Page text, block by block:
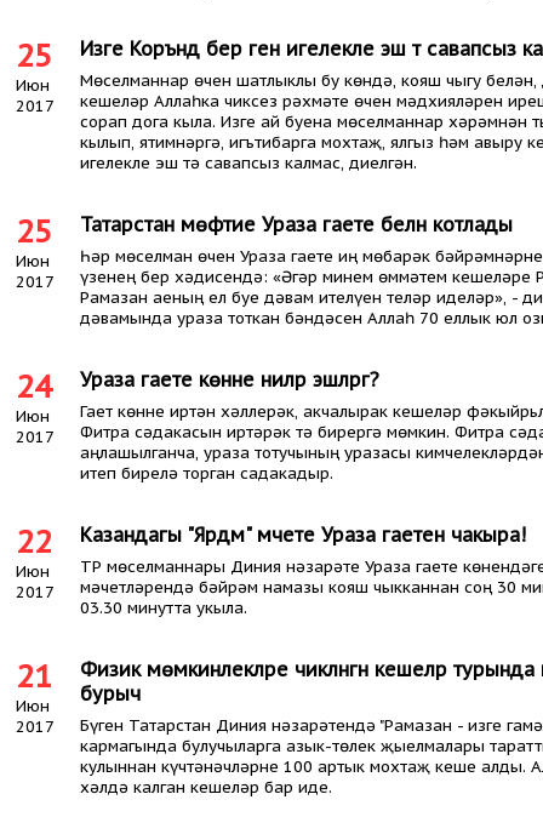
25
Июн
2017
Изге Коръәндә бер генә игелекле эш тә
Мөселманнар өчен шатлыклы бу көндә, кояш чыгу
кешеләр Аллаһка чиксез рәхмәте өчен мәдхияләрен
сорап дога кыла. Изге ай буена мөселманнар
кылып, ятимнәргә, игътибарга мохтаҗ, ялгыз һәм авыру
игелекле эш тә савапсыз калмас, диелгән.
25
Июн
2017
Татарстан мөфтие Ураза гаете белән котлады
Һәр мөселман өчен Ураза гаете иң мөбарәк
үзенең бер хәдисендә: «Әгәр минем өммәтем
Рамазан аеның ел буе дәвам ителүен теләр иделәр», -
дәвамында ураза тоткан бәндәсен Аллаһ 70 еллык юл
24
Июн
2017
Ураза гаете көнне ниләр эшләргә?
Гает көнне иртән хәллерәк, акчалырак кешеләр
Фитра сәдакасын иртәрәк тә бирергә мөмкин. Фитра
аңлашылганча, ураза тотучының уразасы
итеп бирелә торган садакадыр.
22
Июн
2017
Казандагы "Ярдәм" мәчете Ураза гаетенә чакыра!
ТР мөселманнары Диния нәзарәте Ураза гаете
мәчетләрендә бәйрәм намазы кояш чыкканнан соң 30
03.30 минутта укыла.
21
Июн
2017
Физик мөмкинлекләре чикләнгән кешеләр
бурыч
Бүген Татарстан Диния нәзарәтендә "Рамазан - изге
кармагында булучыларга азык-төлек җыелмалары
кулыннан күчтәнәчләрне 100 артык мохтаҗ кеше алды.
хәлдә калган кешеләр бар иде.